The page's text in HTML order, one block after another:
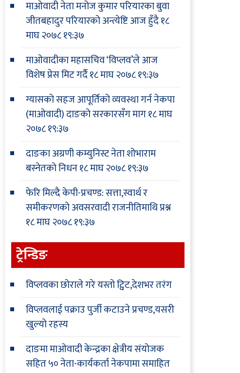
माओवादी नेता मनोज कुमार परियारका बुवा
जीतबहादुर परियारको अन्त्येष्टि आज हुँदै१८
माघ २०७८ १९:३७
माओवादीका महासचिव ‘विप्लव’ले आज
विशेष प्रेस मिट गर्दै१८ माघ २०७८ १९:३७
ग्यासको सहज आपूर्तिको व्यवस्था गर्न नेकपा
(माओवादी) दाङको सरकारसँग माग१८ माघ
२०७८ १९:३७
दाङका अग्रणी कम्युनिस्ट नेता शोभाराम
बस्नेतको निधन१८ माघ २०७८ १९:३७
फेरि मिल्दै केपी-प्रचण्ड: सत्ता,स्वार्थ र
समीकरणको अवसरवादी राजनीतिमाथि प्रश्न
१८ माघ २०७८ १९:३७
ट्रेन्डिङ
विप्लवका छोराले गरे यस्तो ट्विट,देशभर तरंग
विप्लवलाई पक्राउ पुर्जी कटाउने प्रचण्ड,यसरी
खुल्यो रहस्य
दाङमा माओवादी केन्द्रका क्षेत्रीय संयोजक
सहित ५० नेता-कार्यकर्ता नेकपामा समाहित